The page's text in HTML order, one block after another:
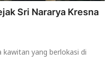
Sri Nararya Kresna
yang berlokasi di